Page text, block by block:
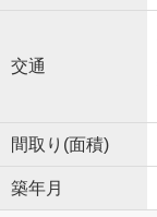
交通
間取り(面積)
築年月